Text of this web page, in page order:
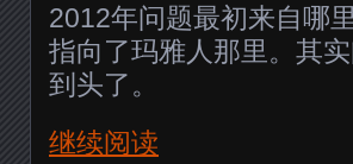
2012年问题最初来自哪
指向了玛雅人那里。其
到头了。
继续阅读